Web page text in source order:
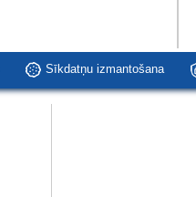
Sīkdatņu izmantošana